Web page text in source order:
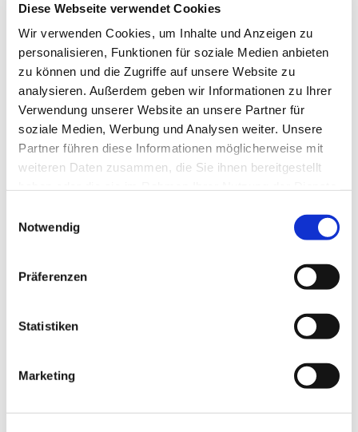
Diese Webseite verwendet Cookies
Wir verwenden Cookies, um Inhalte und Anzeigen zu
personalisieren, Funktionen für soziale Medien anbieten
zu können und die Zugriffe auf unsere Website zu
analysieren. Außerdem geben wir Informationen zu Ihrer
Verwendung unserer Website an unsere Partner für
soziale Medien, Werbung und Analysen weiter. Unsere
Partner führen diese Informationen möglicherweise mit
weiteren Daten zusammen, die Sie ihnen bereitgestellt
Notwendig
Präferenzen
Statistiken
Marketing